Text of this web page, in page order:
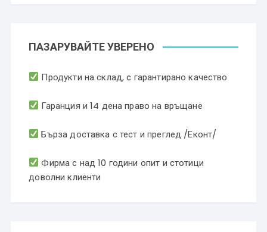
ПАЗАРУВАЙТЕ УВЕРЕНО
Продукти на склад, с гарантирано качество
Гаранция и 14 дена право на връщане
Бърза доставка с тест и преглед /Еконт/
Фирма с над 10 години опит и стотици
доволни клиенти